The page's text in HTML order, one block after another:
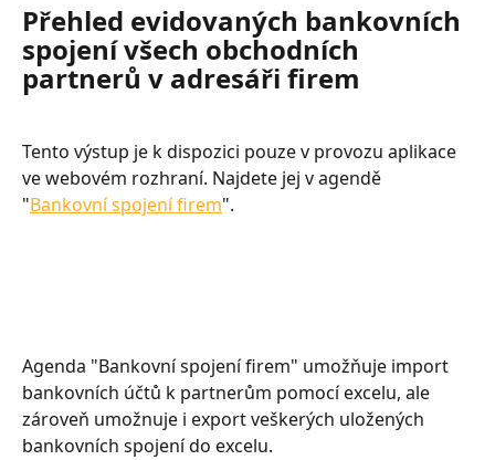
Přehled evidovaných bankovních
spojení všech obchodních
partnerů v adresáři firem
Tento výstup je k dispozici pouze v provozu aplikace
ve webovém rozhraní. Najdete jej v agendě
"Bankovní spojení firem".
Agenda "Bankovní spojení firem" umožňuje import
bankovních účtů k partnerům pomocí excelu, ale
zároveň umožnuje i export veškerých uložených
bankovních spojení do excelu.